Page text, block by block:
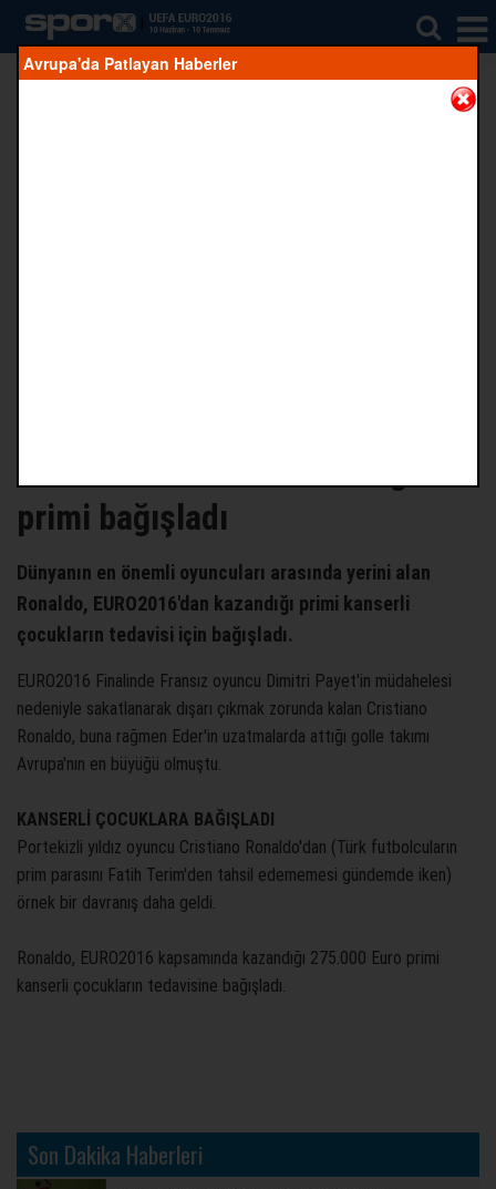
primi bağışladı
Dünyanın en önemli oyuncuları arasında yerini alan
Ronaldo, EURO2016'dan kazandığı primi kanserli
çocukların tedavisi için bağışladı.
EURO2016 Finalinde Fransız oyuncu Dimitri Payet'in müdahelesi
nedeniyle sakatlanarak dışarı çıkmak zorunda kalan Cristiano
Ronaldo, buna rağmen Eder'in uzatmalarda attığı golle takımı
Avrupa'nın en büyüğü olmuştu.
KANSERLİ ÇOCUKLARA BAĞIŞLADI
Portekizli yıldız oyuncu Cristiano Ronaldo'dan (Türk futbolcuların
prim parasını Fatih Terim'den tahsil edememesi gündemde iken)
örnek bir davranış daha geldi.
Ronaldo, EURO2016 kapsamında kazandığı 275.000 Euro primi
kanserli çocukların tedavisine bağışladı.
Son Dakika Haberleri
Avrupa'da Patlayan Haberler